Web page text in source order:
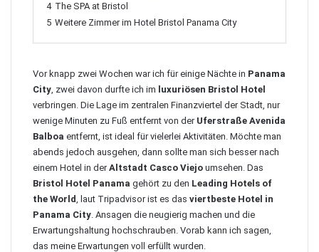
4 The SPA at Bristol
5 Weitere Zimmer im Hotel Bristol Panama City
Vor knapp zwei Wochen war ich für einige Nächte in Panama
City, zwei davon durfte ich im luxuriösen Bristol Hotel
verbringen. Die Lage im zentralen Finanzviertel der Stadt, nur
wenige Minuten zu Fuß entfernt von der Uferstraße Avenida
Balboa entfernt, ist ideal für vielerlei Aktivitäten. Möchte man
abends jedoch ausgehen, dann sollte man sich besser nach
einem Hotel in derAltstadt Casco Viejo umsehen. Das
Bristol Hotel Panama gehört zu den Leading Hotels of
the World, laut Tripadvisorist es das viertbeste Hotel in
Panama City. Ansagen die neugierig machen und die
Erwartungshaltung hochschrauben. Vorab kann ich sagen,
das meine Erwartungen voll erfüllt wurden.